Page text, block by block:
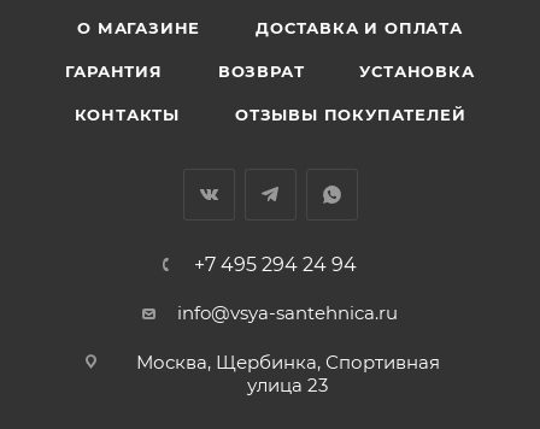
О МАГАЗИНЕ ДОСТАВКА И ОПЛАТА
ГАРАНТИЯ ВОЗВРАТ УСТАНОВКА
КОНТАКТЫ ОТЗЫВЫ ПОКУПАТЕЛЕЙ
+7 495 294 24 94
info@vsya-santehnica.ru
Москва, Щербинка, Спортивная
улица 23